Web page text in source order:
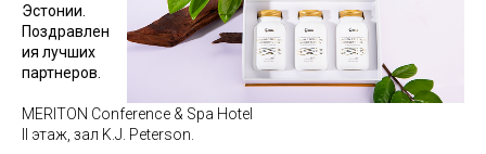
Эстонии.
Поздравлен
ия лучших
партнеров.
MERITON Conference & Spa Hotel
II этаж, зал K.J. Peterson.